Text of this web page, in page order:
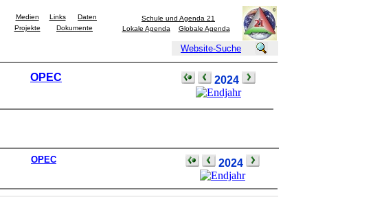
Medien Links
Daten
Projekte
Dokumente
Schule und Agenda 21
Lokale Agenda
Globale Agenda
Website-Suche
OPEC 2024
OPEC 2024